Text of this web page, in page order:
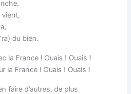
vient,
du bien.
la France ! Ouais ! Ouais !
la France ! Ouais ! Ouais !
faire d’autres, de plus